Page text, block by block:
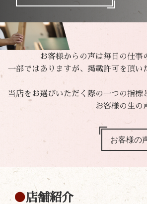
お客様からの声は毎日の仕事
一部ではありますが、掲載許可を頂い
当店をお選びいただく際の一つの指標
お客様の生の
お客様の
店舗紹介